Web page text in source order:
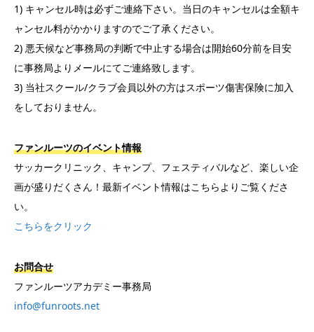
1) キャンセル時は必ずご連絡下さい。当日のキャンセルは全額キ
ャンセル料がかかりますのでご了承ください。
2) 悪天候など事務局の判断で中止する場合は開始60分前を目安
に事務局よりメールにてご連絡致します。
3) 当社スクール/クラブ会員以外の方はスポーツ傷害保険に加入
をしておりません。
ファンルーツのイベント情報
サッカークリニック、キャンプ、フェスティバルなど、楽しい企
画が盛りだくさん！最新イベント情報はこちらよりご覧くださ
い。
こちらをクリック
お問合せ
ファンルーツアカデミー事務局
info@funroots.net